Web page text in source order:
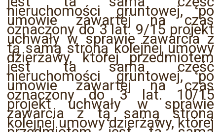
nieruchomości gruntowej, po
umowie zawartej na czas
oznaczony do 3 lat. 9/15 projekt
uchwały w sprawie zawarcia z
tą samą stroną kolejnej umowy
dzierżawy, której przedmiotem
jest ta sama część
nieruchomości gruntowej, po
umowie zawartej na czas
oznaczony do 3 lat. 10/15
projekt uchwały w sprawie
zawarcia z tą samą stroną
kolejnej umowy dzierżawy, której